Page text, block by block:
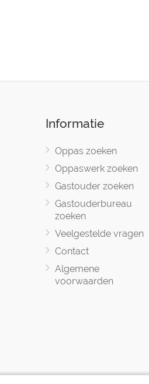
Informatie
Oppas zoeken
Oppaswerk zoeken
Gastouder zoeken
Gastouderbureau
zoeken
Veelgestelde vragen
Contact
Algemene
voorwaarden